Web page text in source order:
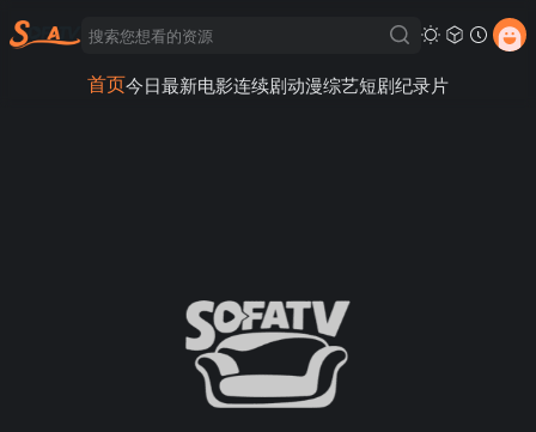
首页今日最新电影连续剧动漫综艺短剧纪录片